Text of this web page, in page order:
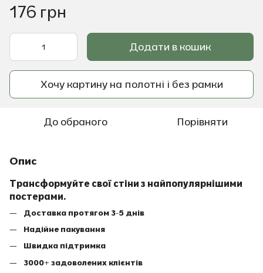
176 грн
Додати в кошик
Хочу картину на полотні і без рамки
До обраного Порівняти
Опис
Трансформуйте свої стіни з найпопулярнішими
постерами.
Доставка протягом 3-5 днів
Надійне пакування
Швидка підтримка
3000+ задоволених клієнтів